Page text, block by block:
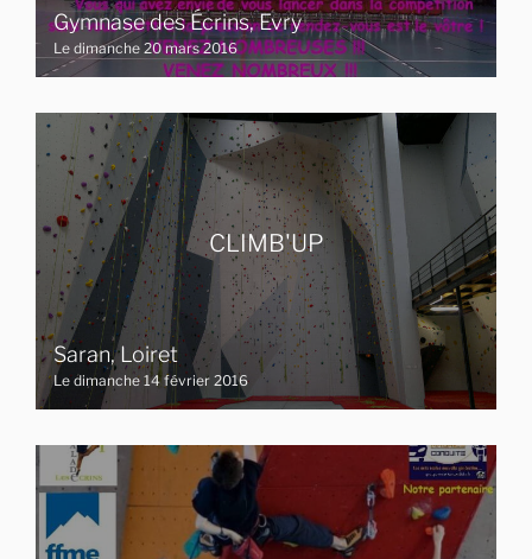
Gymnase des Écrins, Evry
Le dimanche 20 mars 2016
CLIMB'UP
Saran, Loiret
Le dimanche 14 février 2016